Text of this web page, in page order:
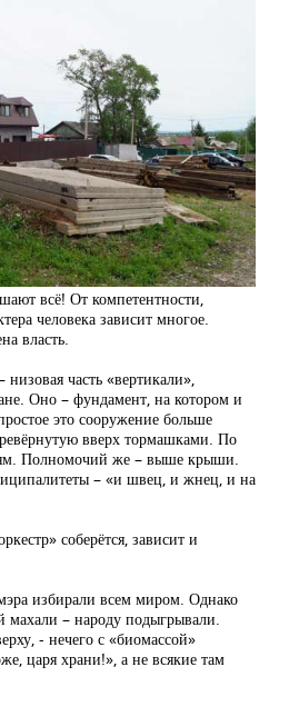
всё! От компетентности,
человека зависит многое.
власть.
часть «вертикали»,
Оно – фундамент, на котором и
это сооружение больше
вверх тормашками. По
Полномочий же – выше крыши.
– «и швец, и жнец, и на
соберётся, зависит и
избирали всем миром. Однако
махали – народу подыгрывали.
- нечего с «биомассой»
царя храни!», а не всякие там